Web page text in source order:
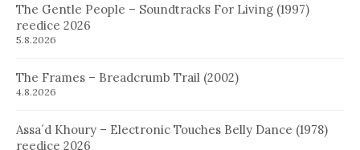
The Gentle People – Soundtracks For Living (1997)
reedice 2026
5.8.2026
The Frames – Breadcrumb Trail (2002)
4.8.2026
Assa´d Khoury – Electronic Touches Belly Dance (1978)
reedice 2026